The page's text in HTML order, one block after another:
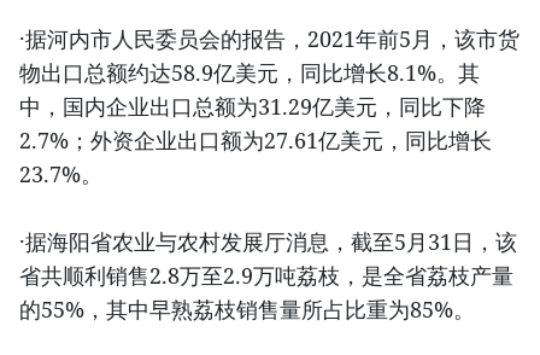
·据河内市人民委员会的报告，2021年前5月，该市货
物出口总额约达58.9亿美元，同比增长8.1%。其
中，国内企业出口总额为31.29亿美元，同比下降
2.7%；外资企业出口额为27.61亿美元，同比增长
23.7%。
·据海阳省农业与农村发展厅消息，截至5月31日，该
省共顺利销售2.8万至2.9万吨荔枝，是全省荔枝产量
的55%，其中早熟荔枝销售量所占比重为85%。